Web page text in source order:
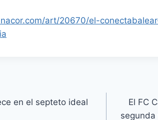
art/20670/el-
en el septeto ideal
El FC
segunda